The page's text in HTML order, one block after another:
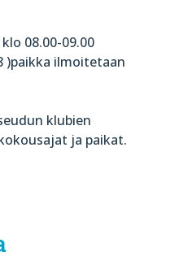
08.00-09.00
)paikka ilmoitetaan
klubien
ja paikat.